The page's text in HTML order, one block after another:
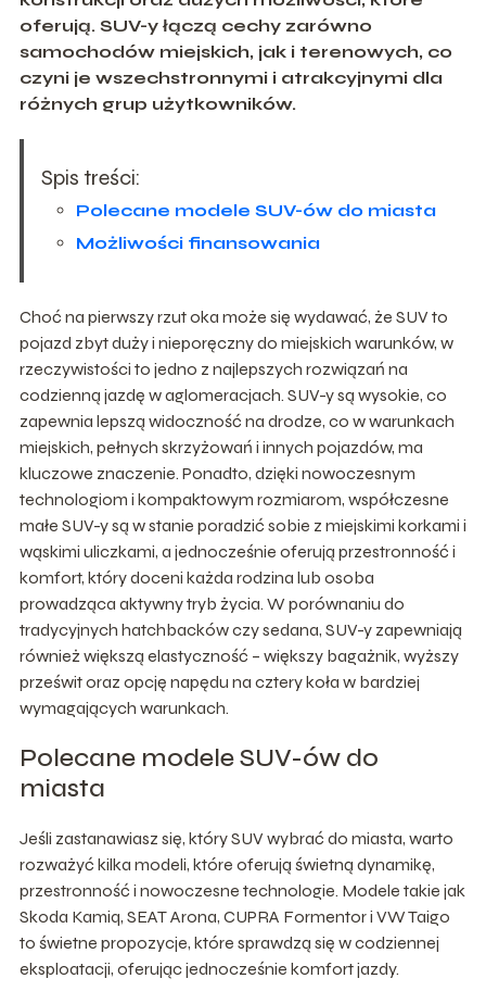
oferują. SUV-y łączą cechy zarówno
samochodów miejskich, jak i terenowych, co
czyni je wszechstronnymi i atrakcyjnymi dla
różnych grup użytkowników.
Spis treści:
Polecane modele SUV-ów do miasta
Możliwości finansowania
Choć na pierwszy rzut oka może się wydawać, że SUV to
pojazd zbyt duży i nieporęczny do miejskich warunków, w
rzeczywistości to jedno z najlepszych rozwiązań na
codzienną jazdę w aglomeracjach. SUV-y są wysokie, co
zapewnia lepszą widoczność na drodze, co w warunkach
miejskich, pełnych skrzyżowań i innych pojazdów, ma
kluczowe znaczenie. Ponadto, dzięki nowoczesnym
technologiom i kompaktowym rozmiarom, współczesne
małe SUV-y są w stanie poradzić sobie z miejskimi korkami i
wąskimi uliczkami, a jednocześnie oferują przestronność i
komfort, który doceni każda rodzina lub osoba
prowadząca aktywny tryb życia. W porównaniu do
tradycyjnych hatchbacków czy sedana, SUV-y zapewniają
również większą elastyczność – większy bagażnik, wyższy
prześwit oraz opcję napędu na cztery koła w bardziej
wymagających warunkach.
Polecane modele SUV-ów do
miasta
Jeśli zastanawiasz się, który SUV wybrać do miasta, warto
rozważyć kilka modeli, które oferują świetną dynamikę,
przestronność i nowoczesne technologie. Modele takie jak
Skoda Kamiq, SEAT Arona, CUPRA Formentor i VW Taigo
to świetne propozycje, które sprawdzą się w codziennej
eksploatacji, oferując jednocześnie komfort jazdy.